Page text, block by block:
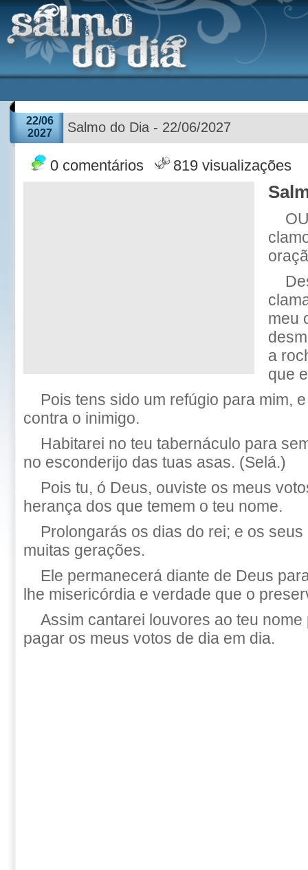
22/06
2027
Salmo do Dia - 22/06/2027
0 comentários 819 visualizações
meu
a
que
Pois tens sido um refúgio para mim,
contra o inimigo.
Habitarei no teu tabernáculo para
no esconderijo das tuas asas. (Selá.)
Pois tu, ó Deus, ouviste os meus
herança dos que temem o teu nome.
Prolongarás os dias do rei; e os
muitas gerações.
Ele permanecerá diante de Deus
lhe misericórdia e verdade que o
Assim cantarei louvores ao teu
pagar os meus votos de dia em dia.